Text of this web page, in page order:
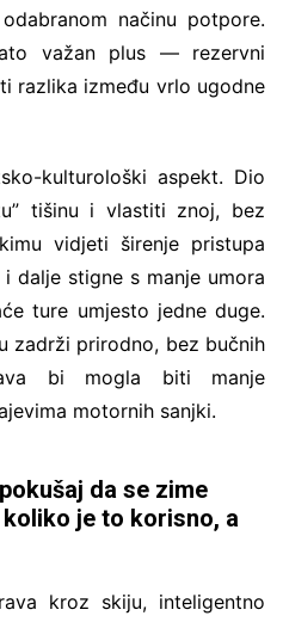
načinu potpore.
važan plus — rezervni
razlika između vrlo ugodne
kulturološki aspekt. Dio
tišinu i vlastiti znoj, bez
vidjeti širenje pristupa
dalje stigne s manje umora
ture umjesto jedne duge.
zadrži prirodno, bez bučnih
bi mogla biti manje
motornih sanjki.
da se zime
je to korisno, a
kroz skiju, inteligentno